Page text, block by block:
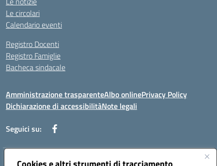
Le circolari
Calendario eventi
Registro Docenti
Registro Famiglie
Bacheca sindacale
Amministrazione trasparenteAlbo onlinePrivacy Policy
Dichiarazione di accessibilitàNote legali
Seguici su:
Indirizzo:Via di Valle Zampea 2, 00036 Palestrina